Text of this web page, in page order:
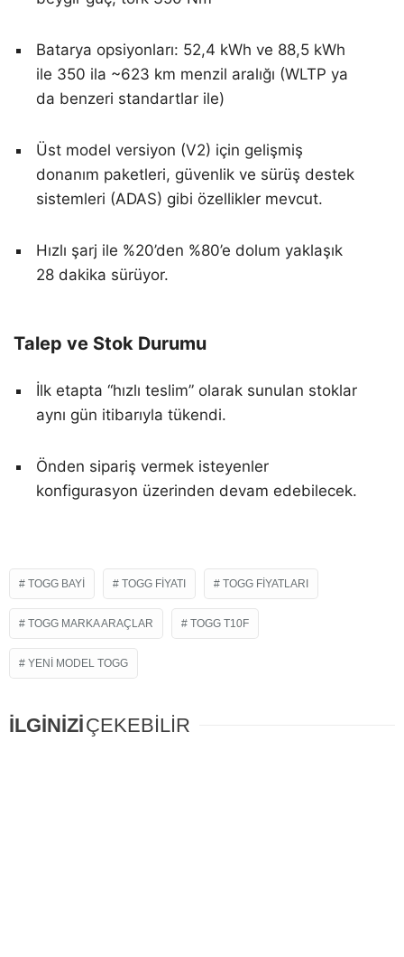
Batarya opsiyonları: 52,4 kWh ve 88,5 kWh
ile 350 ila ~623 km menzil aralığı (WLTP ya
da benzeri standartlar ile)
Üst model versiyon (V2) için gelişmiş
donanım paketleri, güvenlik ve sürüş destek
sistemleri (ADAS) gibi özellikler mevcut.
Hızlı şarj ile %20’den %80’e dolum yaklaşık
28 dakika sürüyor.
Talep ve Stok Durumu
İlk etapta “hızlı teslim” olarak sunulan stoklar
aynı gün itibarıyla tükendi.
Önden sipariş vermek isteyenler
konfigurasyon üzerinden devam edebilecek.
TOGG BAYI TOGG FIYATI TOGG FIYATLARI
TOGG MARKA ARAÇLAR TOGG T10F
YENI MODEL TOGG
İLGİNİZİÇEKEBİLİR